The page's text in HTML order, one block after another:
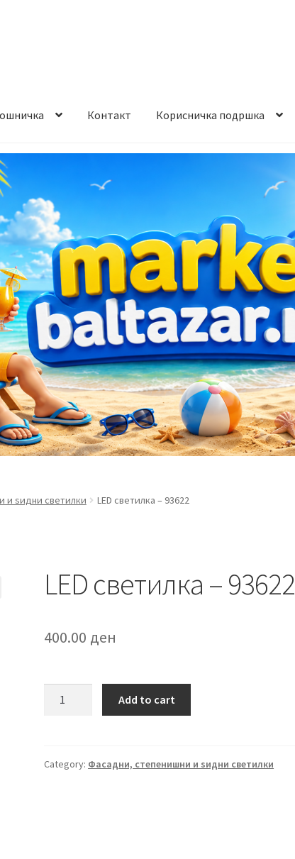
Контакт Корисничка подршка
и начин на плаќање
на производ Услови за користење
и ѕидни светилки LED светилка – 93622
LED светилка – 93622
400.00 ден
quantity
Add to cart
Category: Фасадни, степенишни и ѕидни светилки